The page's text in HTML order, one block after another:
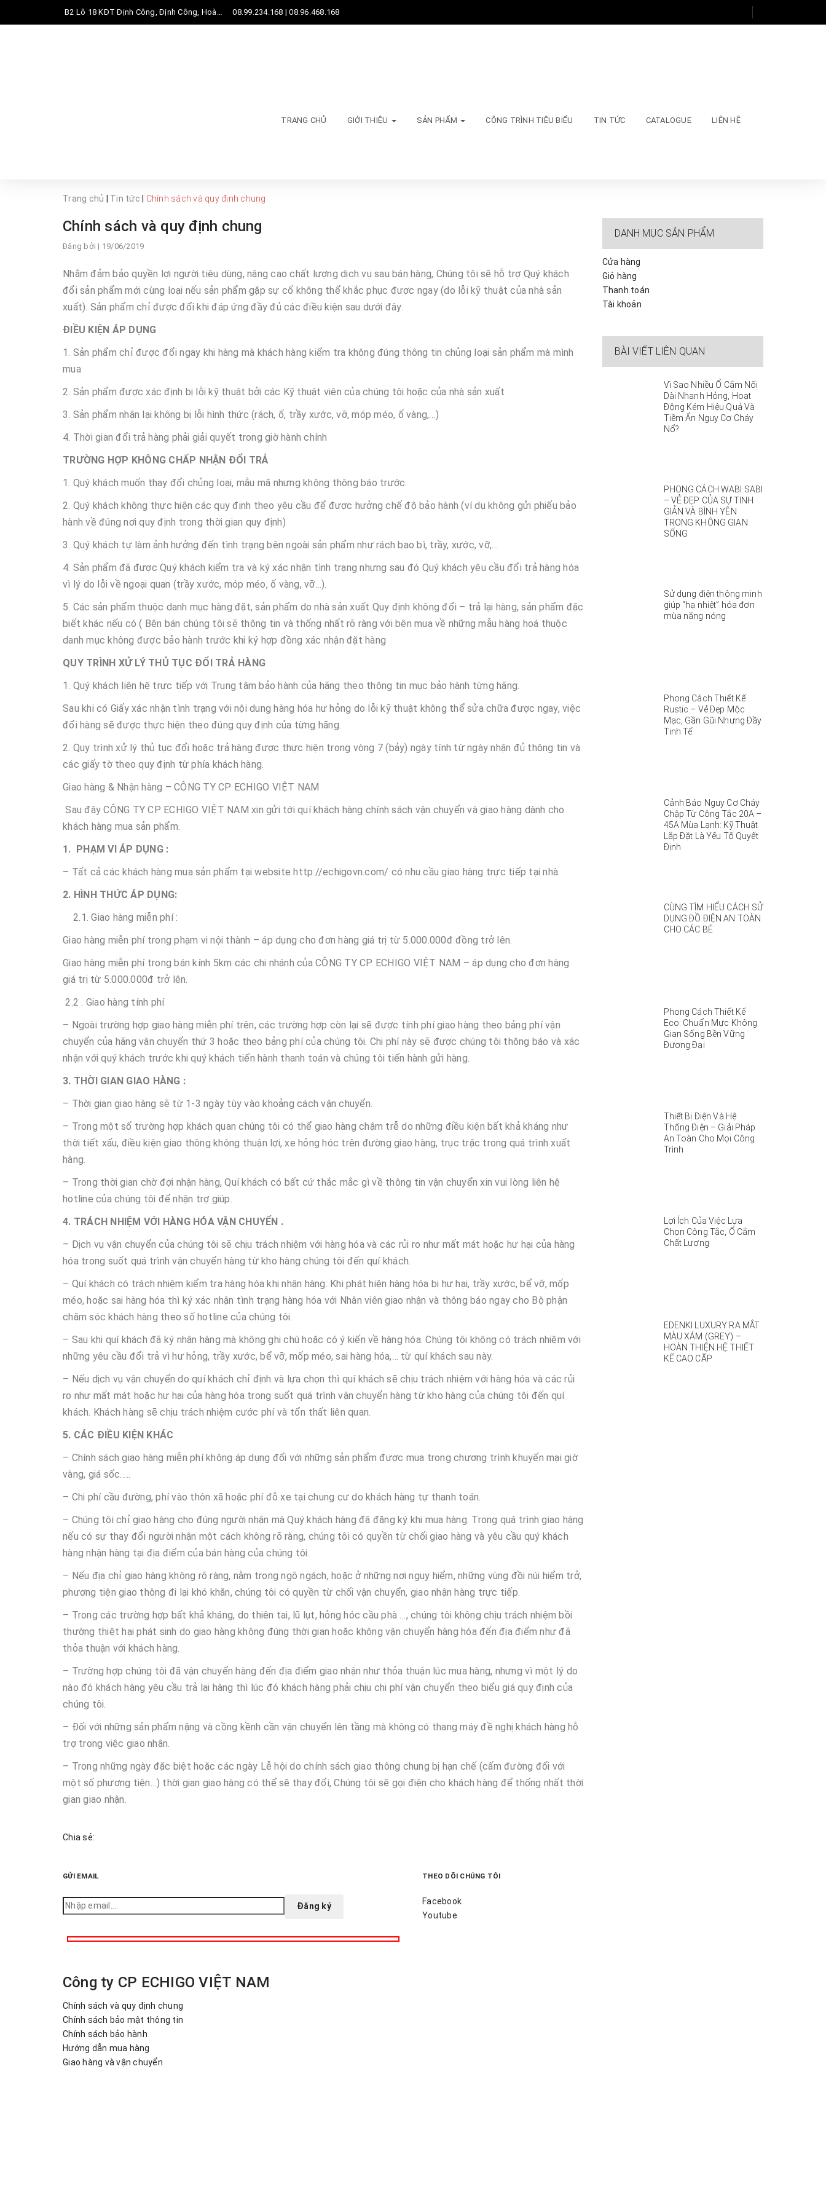
B2 Lô 18 KĐT Định Công, Định Công, Hoàng Mai, Hà Nội 08.99.234.168 | 08.96.468.168
TRANG CHỦ GIỚI THIỆU SẢN PHẨM CÔNG TRÌNH TIÊU BIỂU TIN TỨC CATALOGUE LIÊN HỆ
Trang chủ Tin tức Chính sách và quy định chung
Chính sách và quy định chung
Đăng bởi | 19/06/2019
Nhằm đảm bảo quyền lợi người tiêu dùng, nâng cao chất lượng dịch vụ sau bán hàng, Chúng tôi sẽ hỗ trợ Quý khách
đổi sản phẩm mới cùng loại nếu sản phẩm gặp sự cố không thể khắc phục được ngay (do lỗi kỹ thuật của nhà sản
xuất). Sản phẩm chỉ được đổi khi đáp ứng đầy đủ các điều kiện sau dưới đây.
ĐIỀU KIỆN ÁP DỤNG
1. Sản phẩm chỉ được đổi ngay khi hàng mà khách hàng kiểm tra không đúng thông tin chủng loại sản phẩm mà mình
mua
2. Sản phẩm được xác định bị lỗi kỹ thuật bởi các Kỹ thuật viên của chúng tôi hoặc của nhà sản xuất
3. Sản phẩm nhận lại không bị lỗi hình thức (rách, ố, trầy xước, vỡ, móp méo, ố vàng,…)
4. Thời gian đổi trả hàng phải giải quyết trong giờ hành chính
TRƯỜNG HỢP KHÔNG CHẤP NHẬN ĐỔI TRẢ
1. Quý khách muốn thay đổi chủng loại, mẫu mã nhưng không thông báo trước.
2. Quý khách không thực hiện các quy định theo yêu cầu để được hưởng chế độ bảo hành (ví dụ không gửi phiếu bảo
hành về đúng nơi quy định trong thời gian quy định)
3. Quý khách tự làm ảnh hưởng đến tình trạng bên ngoài sản phẩm như rách bao bì, trầy, xước, vỡ,…
4. Sản phẩm đã được Quý khách kiểm tra và ký xác nhận tình trạng nhưng sau đó Quý khách yêu cầu đổi trả hàng hóa
vì lý do lỗi về ngoại quan (trầy xước, móp méo, ố vàng, vỡ…).
5. Các sản phẩm thuộc danh mục hàng đặt, sản phẩm do nhà sản xuất Quy định không đổi – trả lại hàng, sản phẩm đặc
biết khác nếu có ( Bên bán chúng tôi sẽ thông tin và thống nhất rõ ràng với bên mua về những mẫu hàng hoá thuộc
danh mục không được bảo hành trước khi ký hợp đồng xác nhận đặt hàng
QUY TRÌNH XỬ LÝ THỦ TỤC ĐỔI TRẢ HÀNG
1. Quý khách liên hệ trực tiếp với Trung tâm bảo hành của hãng theo thông tin mục bảo hành từng hãng.
Sau khi có Giấy xác nhận tình trạng với nội dung hàng hóa hư hỏng do lỗi kỹ thuật không thể sửa chữa được ngay, việc
đổi hàng sẽ được thực hiện theo đúng quy định của từng hãng.
2. Quy trình xử lý thủ tục đổi hoặc trả hàng được thực hiện trong vòng 7 (bảy) ngày tính từ ngày nhận đủ thông tin và
các giấy tờ theo quy định từ phía khách hàng.
Giao hàng & Nhận hàng – CÔNG TY CP ECHIGO VIỆT NAM
Sau đây CÔNG TY CP ECHIGO VIỆT NAM xin gửi tới quí khách hàng chính sách vận chuyển và giao hàng dành cho
khách hàng mua sản phẩm.
1. PHẠM VI ÁP DỤNG :
– Tất cả các khách hàng mua sản phẩm tại website http://echigovn.com/ có nhu cầu giao hàng trực tiếp tại nhà.
2. HÌNH THỨC ÁP DỤNG:
2.1. Giao hàng miễn phí :
Giao hàng miễn phí trong phạm vi nội thành – áp dụng cho đơn hàng giá trị từ 5.000.000đ đồng trở lên.
Giao hàng miễn phí trong bán kính 5km các chi nhánh của CÔNG TY CP ECHIGO VIỆT NAM – áp dụng cho đơn hàng
giá trị từ 5.000.000đ trở lên.
2.2 . Giao hàng tính phí
– Ngoài trường hợp giao hàng miễn phí trên, các trường hợp còn lại sẽ được tính phí giao hàng theo bảng phí vận
chuyển của hãng vận chuyển thứ 3 hoặc theo bảng phí của chúng tôi. Chi phí này sẽ được chúng tôi thông báo và xác
nhận với quý khách trước khi quý khách tiến hành thanh toán và chúng tôi tiến hành gửi hàng.
3. THỜI GIAN GIAO HÀNG :
– Thời gian giao hàng sẽ từ 1-3 ngày tùy vào khoảng cách vận chuyển.
– Trong một số trường hợp khách quan chúng tôi có thể giao hàng chậm trễ do những điều kiện bất khả kháng như
thời tiết xấu, điều kiện giao thông không thuận lợi, xe hỏng hóc trên đường giao hàng, trục trặc trong quá trình xuất
hàng.
– Trong thời gian chờ đợi nhận hàng, Quí khách có bất cứ thắc mắc gì về thông tin vận chuyển xin vui lòng liên hệ
hotline của chúng tôi để nhận trợ giúp.
4. TRÁCH NHIỆM VỚI HÀNG HÓA VẬN CHUYỂN .
– Dịch vụ vận chuyển của chúng tôi sẽ chịu trách nhiệm với hàng hóa và các rủi ro như mất mát hoặc hư hại của hàng
hóa trong suốt quá trình vận chuyển hàng từ kho hàng chúng tôi đến quí khách.
– Quí khách có trách nhiệm kiểm tra hàng hóa khi nhận hàng. Khi phát hiện hàng hóa bị hư hại, trầy xước, bể vỡ, mốp
méo, hoặc sai hàng hóa thì ký xác nhận tình trạng hàng hóa với Nhân viên giao nhận và thông báo ngay cho Bộ phận
chăm sóc khách hàng theo số hotline của chúng tôi.
– Sau khi quí khách đã ký nhận hàng mà không ghi chú hoặc có ý kiến về hàng hóa. Chúng tôi không có trách nhiệm với
những yêu cầu đổi trả vì hư hỏng, trầy xước, bể vỡ, mốp méo, sai hàng hóa,… từ quí khách sau này.
– Nếu dịch vụ vận chuyển do quí khách chỉ định và lựa chọn thì quí khách sẽ chịu trách nhiệm với hàng hóa và các rủi
ro như mất mát hoặc hư hại của hàng hóa trong suốt quá trình vận chuyển hàng từ kho hàng của chúng tôi đến quí
khách. Khách hàng sẽ chịu trách nhiệm cước phí và tổn thất liên quan.
5. CÁC ĐIỀU KIỆN KHÁC
– Chính sách giao hàng miễn phí không áp dụng đối với những sản phẩm được mua trong chương trình khuyến mại giờ
vàng, giá sốc…..
– Chi phí cầu đường, phí vào thôn xã hoặc phí đỗ xe tại chung cư do khách hàng tự thanh toán.
– Chúng tôi chỉ giao hàng cho đúng người nhận mà Quý khách hàng đã đăng ký khi mua hàng. Trong quá trình giao hàng
nếu có sự thay đổi người nhận một cách không rõ ràng, chúng tôi có quyền từ chối giao hàng và yêu cầu quý khách
hàng nhận hàng tại địa điểm của bán hàng của chúng tôi.
– Nếu địa chỉ giao hàng không rõ ràng, nằm trong ngõ ngách, hoặc ở những nơi nguy hiểm, những vùng đồi núi hiểm trở,
phương tiện giao thông đi lại khó khăn, chúng tôi có quyền từ chối vận chuyển, giao nhận hàng trực tiếp.
– Trong các trường hợp bất khả kháng, do thiên tai, lũ lụt, hỏng hóc cầu phà …, chúng tôi không chịu trách nhiệm bồi
thường thiệt hại phát sinh do giao hàng không đúng thời gian hoặc không vận chuyển hàng hóa đến địa điểm như đã
thỏa thuận với khách hàng.
– Trường hợp chúng tôi đã vận chuyển hàng đến địa điểm giao nhận như thỏa thuận lúc mua hàng, nhưng vì một lý do
nào đó khách hàng yêu cầu trả lại hàng thì lúc đó khách hàng phải chịu chi phí vận chuyển theo biểu giá quy định của
chúng tôi.
– Đối với những sản phẩm nặng và cồng kềnh cần vận chuyển lên tầng mà không có thang máy đề nghị khách hàng hỗ
trợ trong việc giao nhận.
– Trong những ngày đặc biệt hoặc các ngày Lễ hội do chính sách giao thông chung bị hạn chế (cấm đường đối với
một số phương tiện…) thời gian giao hàng có thể sẽ thay đổi, Chúng tôi sẽ gọi điện cho khách hàng để thống nhất thời
gian giao nhận.
Chia sẻ:
DANH MỤC SẢN PHẨM
Cửa hàng
Giỏ hàng
Thanh toán
Tài khoản
BÀI VIẾT LIÊN QUAN
Vì Sao Nhiều Ổ Cắm Nối
Dài Nhanh Hỏng, Hoạt
Động Kém Hiệu Quả Và
Tiềm Ẩn Nguy Cơ Cháy
Nổ?
PHONG CÁCH WABI SABI
– VẺ ĐẸP CỦA SỰ TINH
GIẢN VÀ BÌNH YÊN
TRONG KHÔNG GIAN
SỐNG
Sử dụng điện thông minh
giúp “hạ nhiệt” hóa đơn
mùa nắng nóng
Phong Cách Thiết Kế
Rustic – Vẻ Đẹp Mộc
Mạc, Gần Gũi Nhưng Đầy
Tinh Tế
Cảnh Báo Nguy Cơ Cháy
Chập Từ Công Tắc 20A –
45A Mùa Lạnh: Kỹ Thuật
Lắp Đặt Là Yếu Tố Quyết
Định
CÙNG TÌM HIỂU CÁCH SỬ
DỤNG ĐỒ ĐIỆN AN TOÀN
CHO CÁC BÉ
Phong Cách Thiết Kế
Eco: Chuẩn Mực Không
Gian Sống Bền Vững
Đương Đại
Thiết Bị Điện Và Hệ
Thống Điện – Giải Pháp
An Toàn Cho Mọi Công
Trình
Lợi Ích Của Việc Lựa
Chọn Công Tắc, Ổ Cắm
Chất Lượng
EDENKI LUXURY RA MẮT
MÀU XÁM (GREY) –
HOÀN THIỆN HỆ THIẾT
KẾ CAO CẤP
GỬI EMAIL THEO DÕI CHÚNG TÔI
Facebook
Youtube
Công ty CP ECHIGO VIỆT NAM
Chính sách và quy định chung
Chính sách bảo mật thông tin
Chính sách bảo hành
Hướng dẫn mua hàng
Giao hàng và vận chuyển